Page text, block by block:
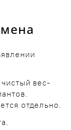
вес-
отдельно.